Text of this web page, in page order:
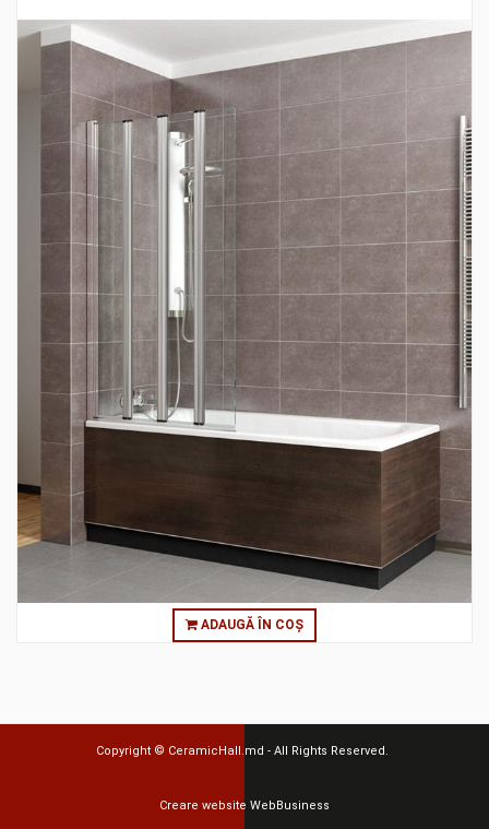
ADAUGĂ ÎN COȘ
Copyright © CeramicHall.md - All Rights Reserved.
Creare website WebBusiness